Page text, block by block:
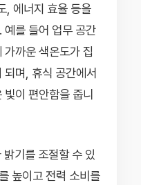
, 에너지 효율 등을
예를 들어 업무 공간
까운 색온도가 집
되며, 휴식 공간에서
빛이 편안함을 줍니
밝기를 조절할 수 있
높이고 전력 소비를